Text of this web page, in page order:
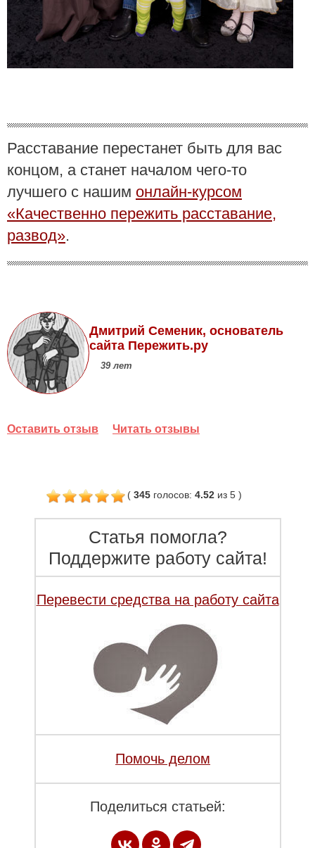
Расставание перестанет быть для вас
концом, а станет началом чего-то
лучшего с нашим онлайн-курсом
«Качественно пережить расставание,
развод».
Дмитрий Семеник, основатель
сайта Пережить.ру
39 лет
Оставить отзыв Читать отзывы
( 345 голосов: 4.52из 5)
Статья помогла?
Поддержите работу сайта!
Перевести средства на работу сайта
Помочь делом
Поделиться статьей: